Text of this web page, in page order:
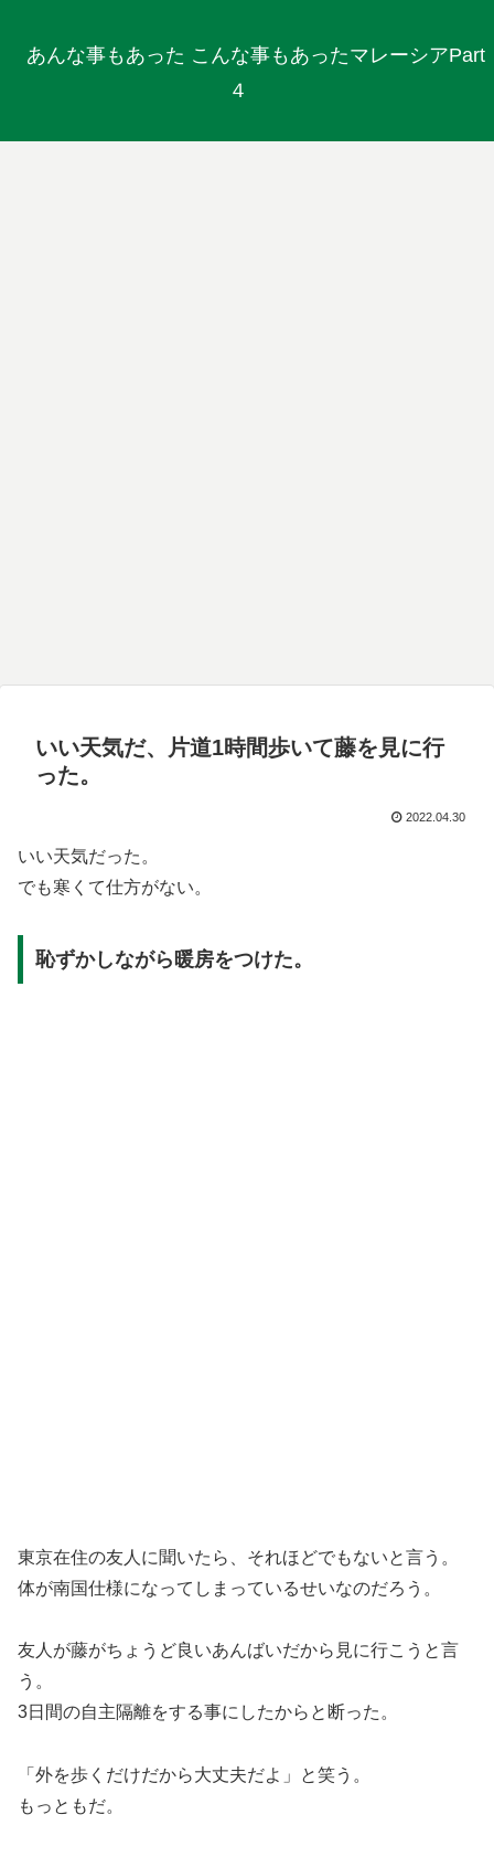
あんな事もあった こんな事もあったマレーシアPart
４
いい天気だ、片道1時間歩いて藤を見に行
った。
2022.04.30
いい天気だった。
でも寒くて仕方がない。
恥ずかしながら暖房をつけた。
東京在住の友人に聞いたら、それほどでもないと言う。
体が南国仕様になってしまっているせいなのだろう。
友人が藤がちょうど良いあんばいだから見に行こうと言
う。
3日間の自主隔離をする事にしたからと断った。
「外を歩くだけだから大丈夫だよ」と笑う。
もっともだ。